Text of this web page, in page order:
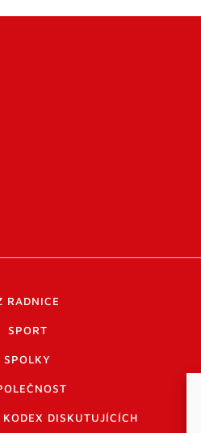
RADNICE
SPORT
SPOLKY
DISKUTUJÍCÍCH